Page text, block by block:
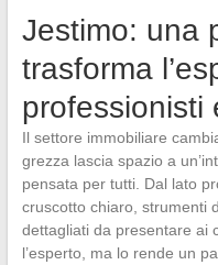
Jestimo: una
trasforma
professionisti
Il settore immobiliare
grezza lascia spazio a
pensata per tutti. Dal lato
cruscotto chiaro, strumenti
dettagliati da presentare ai
l’esperto, ma lo rende un